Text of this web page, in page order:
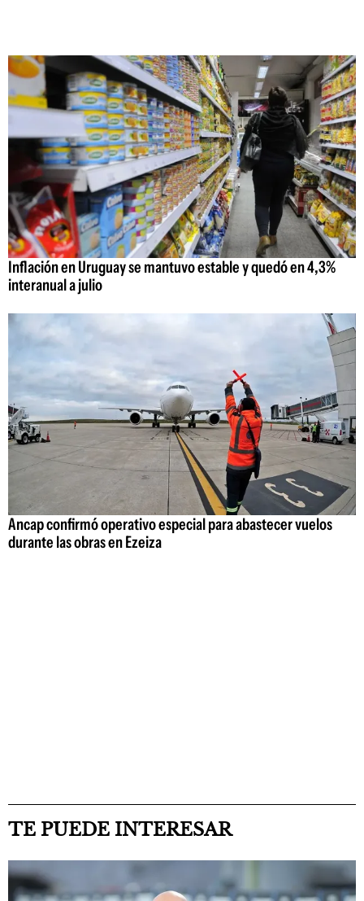
Inflación en Uruguay se mantuvo estable y quedó en 4,3%
interanual a julio
Ancap confirmó operativo especial para abastecer vuelos
durante las obras en Ezeiza
TE PUEDE INTERESAR